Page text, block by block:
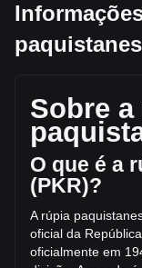
Aumento de
O preço de
circulante de
Bitcoin teve
PKR) nas últimas
volume de trading
Mais
Preço de Bitcoin
Previsão de preço
Sobre
O que é a
(PKR)?
A rúpia
oficial da
oficialmente em